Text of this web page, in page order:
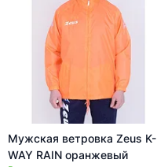
Мужская ветровка Zeus K-
WAY RAIN оранжевый